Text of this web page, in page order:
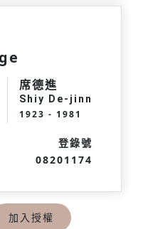
席德進
Shiy De-jinn
1923 - 1981
登錄號
08201174
加入授權